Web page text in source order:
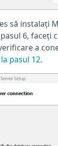
să instalați
6, faceți
a
pasul 12.